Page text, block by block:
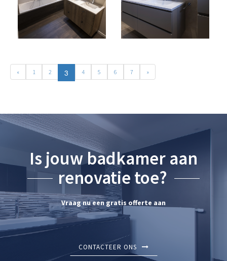
« 1 2 3 4 5 6 7 »
Is jouw badkamer aan
renovatie toe?
Vraag nu een gratis offerte aan
CONTACTEER ONS